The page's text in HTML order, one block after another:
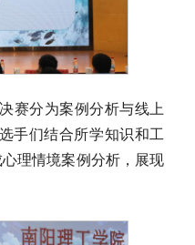
赛分为案例分析与线上
手们结合所学知识和工
理情境案例分析，展现